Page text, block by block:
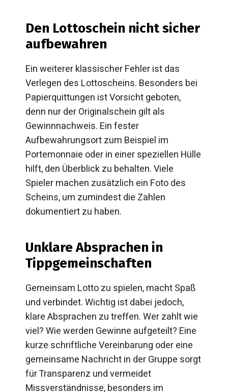
Den Lottoschein nicht sicher
aufbewahren
Ein weiterer klassischer Fehler ist das
Verlegen des Lottoscheins. Besonders bei
Papierquittungen ist Vorsicht geboten,
denn nur der Originalschein gilt als
Gewinnnachweis. Ein fester
Aufbewahrungsort zum Beispiel im
Portemonnaie oder in einer speziellen Hülle
hilft, den Überblick zu behalten. Viele
Spieler machen zusätzlich ein Foto des
Scheins, um zumindest die Zahlen
dokumentiert zu haben.
Unklare Absprachen in
Tippgemeinschaften
Gemeinsam Lotto zu spielen, macht Spaß
und verbindet. Wichtig ist dabei jedoch,
klare Absprachen zu treffen. Wer zahlt wie
viel? Wie werden Gewinne aufgeteilt? Eine
kurze schriftliche Vereinbarung oder eine
gemeinsame Nachricht in der Gruppe sorgt
für Transparenz und vermeidet
Missverständnisse, besonders im